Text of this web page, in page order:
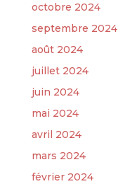
octobre 2024
septembre 2024
août 2024
juillet 2024
juin 2024
mai 2024
avril 2024
mars 2024
février 2024